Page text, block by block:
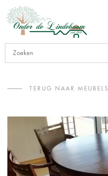
TERUG NAAR MEUBELS